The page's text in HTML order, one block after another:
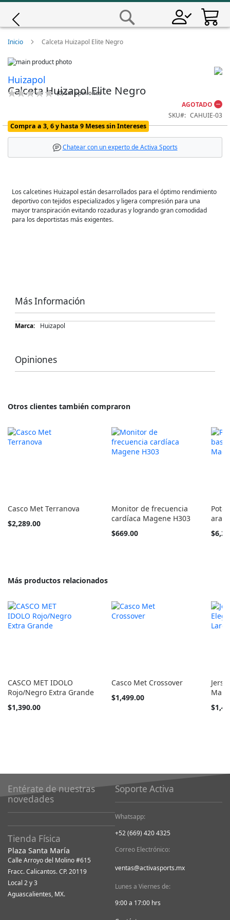
Saltar
Contenido
Inicio Calceta Huizapol Elite Negro
Skip
the
end
of
gallery
to
the
beginning
images
gallery
Huizapol
Calceta Huizapol Elite Negro
Calificación:
(0)Sin opiniones
AGOTADO
SKU
CAHUIE-03
Compra a 3, 6 y hasta 9 Meses sin Intereses
Chatear con un experto de Activa Sports
Los calcetines Huizapol están desarrollados para el óptimo rendimiento
deportivo con tejidos especializados y ligera compresión para una
mayor transpiración evitando rozaduras y logrando gran comodidad
para los deportistas más exigentes.
Más Información
Más
Huizapol
Opiniones
Otros clientes también compraron
Casco Met Terranova
Tan
$2,289.00
Monitor de frecuencia
cardíaca Magene H303
$669.00
Tan
Más productos relacionados
CASCO MET IDOLO
Rojo/Negro Extra Grande
$1,390.00
Casco Met Crossover
Tan
$1,499.00
Tan
Entérate de nuestras
novedades
Tienda Física
Plaza Santa María
Calle Arroyo del Molino #615
Fracc. Calicantos. CP. 20119
Local 2 y 3
Aguascalientes, MX.
Soporte Activa
Whatsapp:
+52 (669) 420 4325
Correo Electrónico:
ventas@activasports.mx
Lunes a Viernes de:
9:00 a 17:00 hrs
Giro
Iscali
Magene